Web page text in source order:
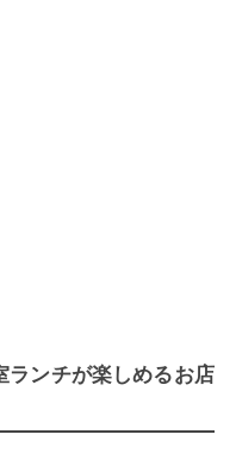
ランチが楽しめるお店